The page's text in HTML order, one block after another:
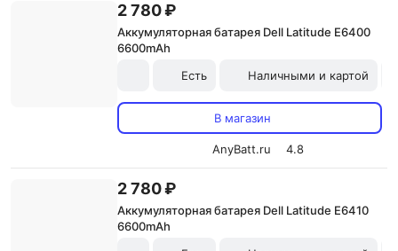
2 780 ₽
Аккумуляторная батарея Dell Latitude E6400
6600mAh
Есть
Наличными и картой
В магазин
AnyBatt.ru 4.8
2 780 ₽
Аккумуляторная батарея Dell Latitude E6410
6600mAh